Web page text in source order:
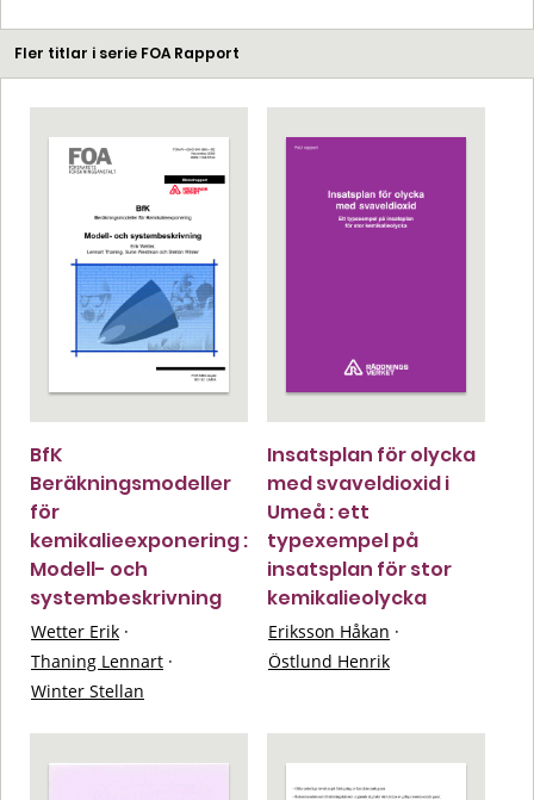
Fler titlar i serie FOA Rapport
BfK
Beräkningsmodeller
för
kemikalieexponering :
Modell- och
systembeskrivning
Wetter Erik ·
Thaning Lennart ·
Winter Stellan
Insatsplan för olycka
med svaveldioxid i
Umeå : ett
typexempel på
insatsplan för stor
kemikalieolycka
Eriksson Håkan ·
Östlund Henrik